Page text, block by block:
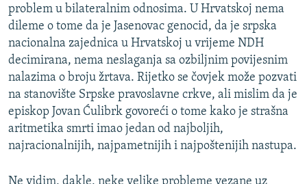
problem u bilateralnim odnosima. U Hrvatskoj nema
dileme o tome da je Jasenovac genocid, da je srpska
nacionalna zajednica u Hrvatskoj u vrijeme NDH
decimirana, nema neslaganja sa ozbiljnim povijesnim
nalazima o broju žrtava. Rijetko se čovjek može pozvati
na stanovište Srpske pravoslavne crkve, ali mislim da je
episkop Jovan Ćulibrk govoreći o tome kako je strašna
aritmetika smrti imao jedan od najboljih,
najracionalnijih, najpametnijih i najpoštenijih nastupa.